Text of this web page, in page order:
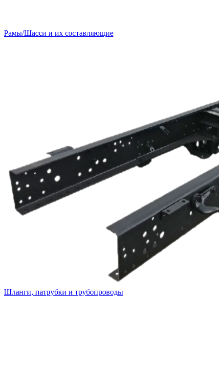
Рамы/Шасси и их составляющие
Шланги, патрубки и трубопроводы